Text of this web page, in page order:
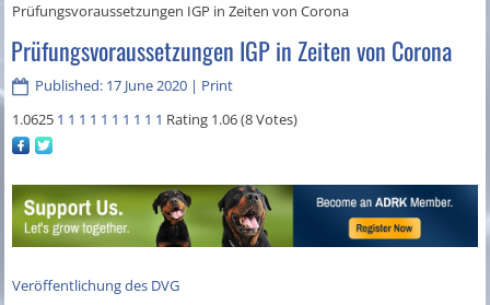
Prüfungsvoraussetzungen IGP in Zeiten von Corona
Prüfungsvoraussetzungen IGP in Zeiten von Corona
Published: 17 June 2020 | Print
1.0625 1 1 1 1 1 1 1 1 1 1 Rating 1.06 (8 Votes)
Veröffentlichung des DVG